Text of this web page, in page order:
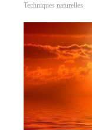
Techniques naturelles